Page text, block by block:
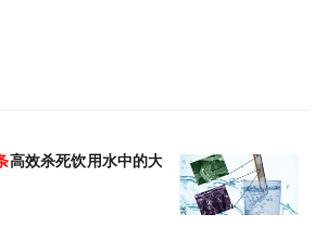
高效杀死饮用水中的大肠杆菌